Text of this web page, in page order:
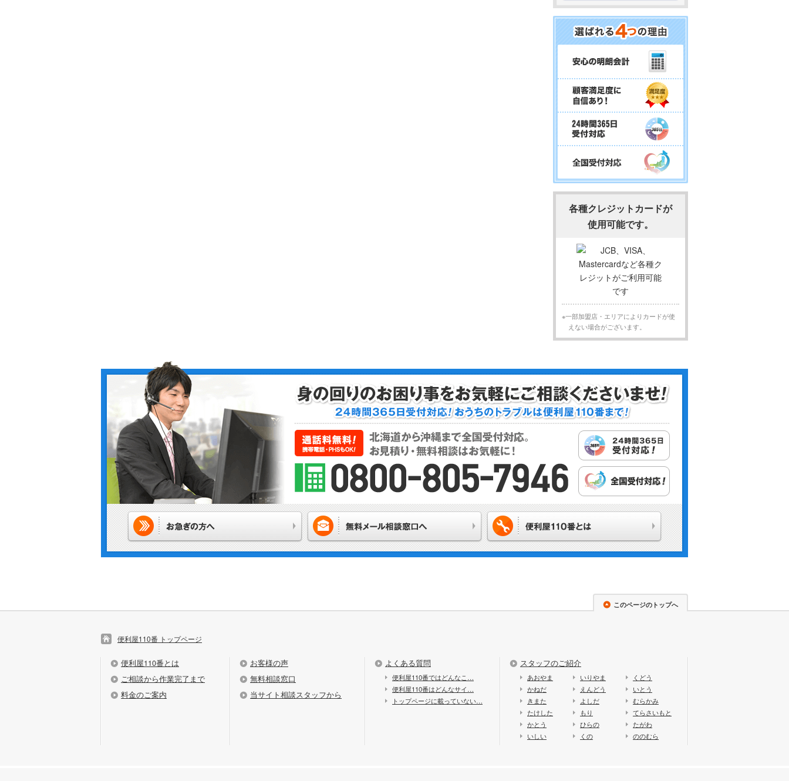
各種クレジットカードが
使用可能です。
※一部加盟店・エリアによりカードが使
えない場合がございます。
このページのトップへ
便利屋110番 トップページ
便利屋110番とは
ご相談から作業完了まで
料金のご案内
お客様の声
無料相談窓口
当サイト相談スタッフから
よくある質問
便利屋110番ではどんなこ…
便利屋110番はどんなサイ…
トップページに載っていない…
スタッフのご紹介
あおやま いりやま
くどう
かねだ
えんどう
いとう
きまた
よしだ
むらかみ
たけした
もり
てらさいもと
かとう
ひらの
たがわ
いしい
くの ののむら